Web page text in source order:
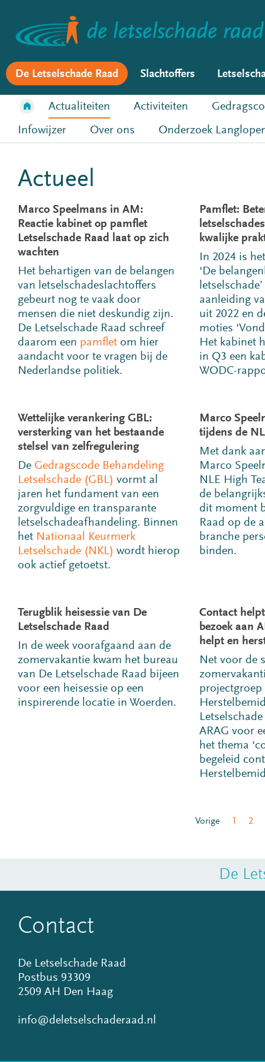
De Letselschade Raad Slachtoffers
Actualiteiten Activiteiten
Infowijzer
Over ons Onderzoek
Actueel
Marco Speelmans in AM:
Reactie kabinet op pamflet
Letselschade Raad laat op zich
wachten
Het behartigen van de belangen
van letselschadeslachtoffers
gebeurt nog te vaak door
mensen die niet deskundig zijn.
De Letselschade Raad schreef
daarom een pamflet om hier
aandacht voor te vragen bij de
Nederlandse politiek.
Pamflet:
kwalijke
In 2024 is
‘De
aanleiding
uit 2022 en
moties
Het kabinet
in Q3 een
WODC-
Wettelijke verankering GBL:
versterking van het bestaande
stelsel van zelfregulering
De Gedragscode Behandeling
Letselschade (GBL) vormt al
jaren het fundament van een
zorgvuldige en transparante
letselschadeafhandeling. Binnen
het Nationaal Keurmerk
Letselschade (NKL) wordt hierop
ook actief getoetst.
Marco
tijdens de
Met dank
Marco
NLE High
de
dit moment
Raad op de
branche
binden.
Terugblik heisessie van De
Letselschade Raad
In de week voorafgaand aan de
zomervakantie kwam het bureau
van De Letselschade Raad bijeen
voor een heisessie op een
inspirerende locatie in Woerden.
Contact
bezoek aan
helpt en
Net voor de
projectgroep
ARAG voor
het thema
begeleid
Vorige 2
De
Contact
De Letselschade Raad
Postbus 93309
2509 AH Den Haag
info@deletselschaderaad.nl